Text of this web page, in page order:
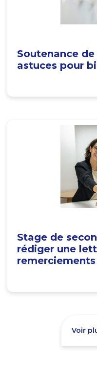
Soutenance
astuces pour
Stage de
rédiger une
remerciements
Voir